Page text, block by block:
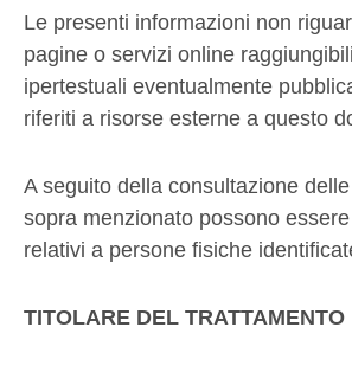
Le presenti informazioni non
pagine o servizi online
ipertestuali eventualmente
riferiti a risorse esterne a questo
A seguito della consultazione
sopra menzionato possono
relativi a persone fisiche
TITOLARE DEL TRATTAMENTO